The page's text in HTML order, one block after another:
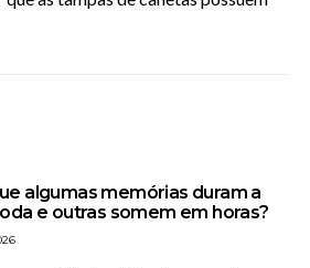
algumas memórias duram a
e outras somem em horas?